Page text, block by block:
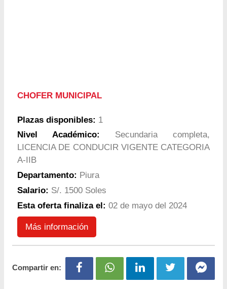
CHOFER MUNICIPAL
Plazas disponibles: 1
Nivel Académico:
Secundaria completa,
LICENCIA DE CONDUCIR VIGENTE CATEGORIA
A-IIB
Departamento: Piura
Salario: S/. 1500 Soles
Esta oferta finaliza el: 02 de mayo del 2024
Más información
Compartir en: